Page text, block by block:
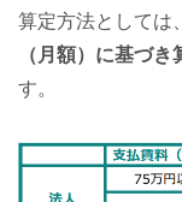
算定方法としては、
（月額）に基づ
す。